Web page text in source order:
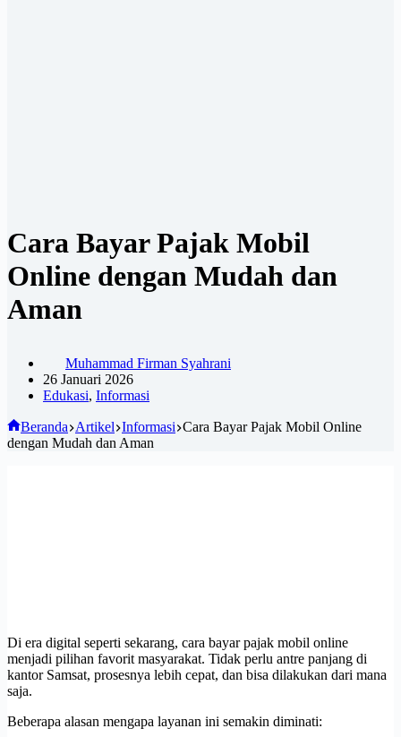
Cara Bayar Pajak Mobil
Online dengan Mudah dan
Aman
Muhammad Firman Syahrani
26 Januari 2026
Edukasi, Informasi
Beranda Artikel Informasi Cara Bayar Pajak Mobil Online
dengan Mudah dan Aman
Di era digital seperti sekarang, cara bayar pajak mobil online
menjadi pilihan favorit masyarakat. Tidak perlu antre panjang di
kantor Samsat, prosesnya lebih cepat, dan bisa dilakukan dari mana
saja.
Beberapa alasan mengapa layanan ini semakin diminati: